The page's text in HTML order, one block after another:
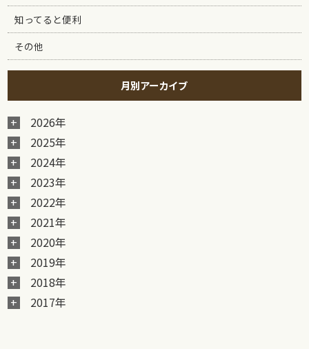
知ってると便利
その他
月別アーカイブ
2026年
2025年
2024年
2023年
2022年
2021年
2020年
2019年
2018年
2017年